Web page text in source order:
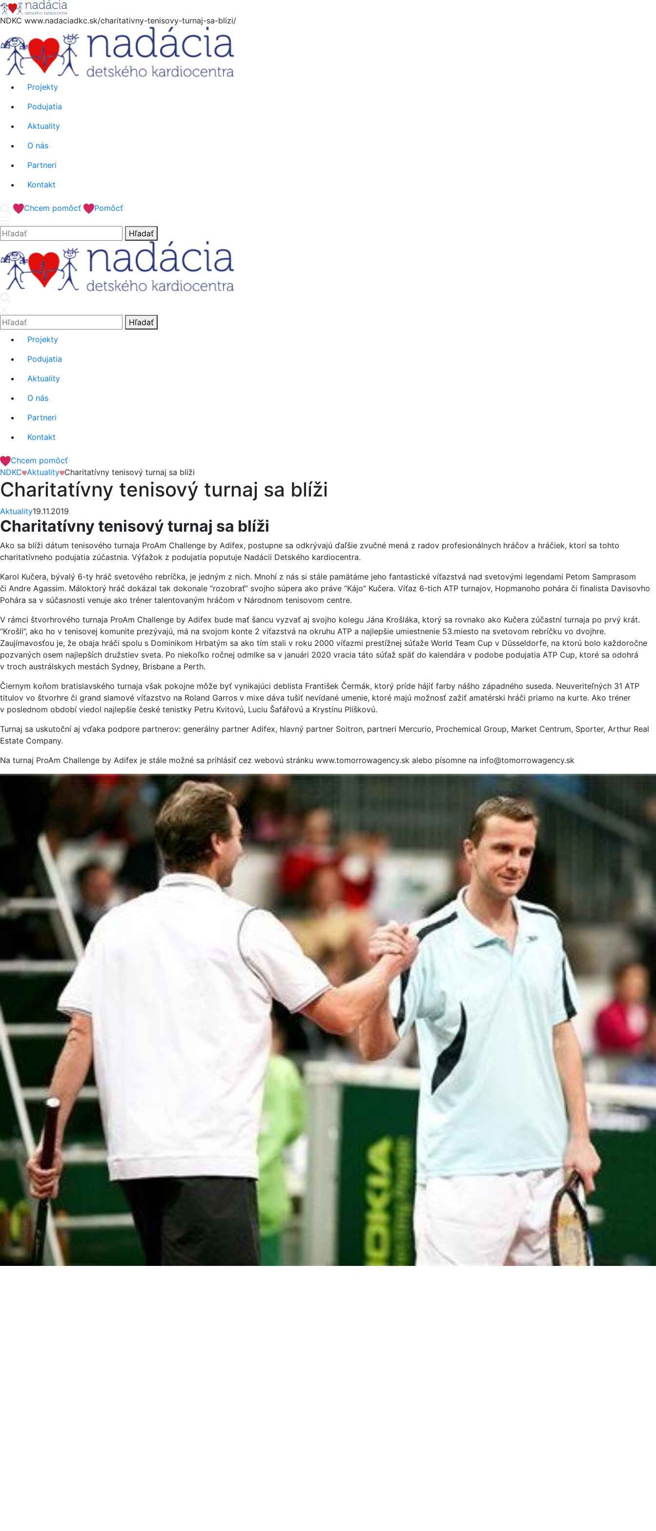
NDKC www.nadaciadkc.sk/charitativny-tenisovy-turnaj-sa-blizi/
Projekty
Podujatia
Aktuality
O nás
Partneri
Kontakt
'.__('Search').'Chcem pomôcť Pomôcť
Hľadať: Hľadať
Hľadať:
Hľadať
Projekty
Podujatia
Aktuality
O nás
Partneri
Kontakt
Chcem pomôcť
NDKC Aktuality Charitatívny tenisový turnaj sa blíži
Charitatívny tenisový turnaj sa blíži
Aktuality19.11.2019
Charitatívny tenisový turnaj sa blíži
Ako sa blíži dátum tenisového turnaja ProAm Challenge by Adifex, postupne sa odkrývajú ďaľšie zvučné mená z radov profesionálnych hráčov a hráčiek, ktorí sa tohto
charitatívneho podujatia zúčastnia. Výťažok z podujatia poputuje Nadácii Detského kardiocentra.
Karol Kučera, bývalý 6-ty hráč svetového rebríčka, je jedným z nich. Mnohí z nás si stále pamätáme jeho fantastické víťazstvá nad svetovými legendami Petom Samprasom
či Andre Agassim. Máloktorý hráč dokázal tak dokonale “rozobrať” svojho súpera ako práve “Kájo” Kučera. Víťaz 6-tich ATP turnajov, Hopmanoho pohára či finalista Davisovho
Pohára sa v súčasnosti venuje ako tréner talentovaným hráčom v Národnom tenisovom centre.
V rámci štvorhrového turnaja ProAm Challenge by Adifex bude mať šancu vyzvať aj svojho kolegu Jána Krošláka, ktorý sa rovnako ako Kučera zúčastní turnaja po prvý krát.
“Krošli”, ako ho v tenisovej komunite prezývajú, má na svojom konte 2 víťazstvá na okruhu ATP a najlepšie umiestnenie 53.miesto na svetovom rebríčku vo dvojhre.
Zaujímavosťou je, že obaja hráči spolu s Dominikom Hrbatým sa ako tím stali v roku 2000 víťazmi prestížnej súťaže World Team Cup v Düsseldorfe, na ktorú bolo každoročne
pozvaných osem najlepších družstiev sveta. Po niekoľko ročnej odmlke sa v januári 2020 vracia táto súťaž späť do kalendára v podobe podujatia ATP Cup, ktoré sa odohrá
v troch austrálskych mestách Sydney, Brisbane a Perth.
Čiernym koňom bratislavského turnaja však pokojne môže byť vynikajúci deblista František Čermák, ktorý príde hájiť farby nášho západného suseda. Neuveriteľných 31 ATP
titulov vo štvorhre či grand slamové víťazstvo na Roland Garros v mixe dáva tušiť nevídané umenie, ktoré majú možnosť zažiť amatérski hráči priamo na kurte. Ako tréner
v poslednom období viedol najlepšie české tenistky Petru Kvitovú, Luciu Šafářovú a Krystínu Plíškovú.
Turnaj sa uskutoční aj vďaka podpore partnerov: generálny partner Adifex, hlavný partner Soitron, partneri Mercurio, Prochemical Group, Market Centrum, Sporter, Arthur Real
Estate Company.
Na turnaj ProAm Challenge by Adifex je stále možné sa prihlásiť cez webovú stránku www.tomorrowagency.sk alebo písomne na info@tomorrowagency.sk